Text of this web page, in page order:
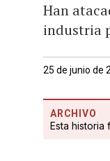
Han
industria
25 de junio de
ARCHIVO
Esta historia